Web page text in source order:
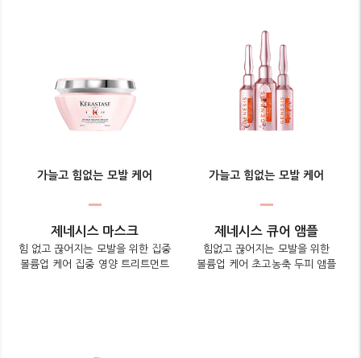
가늘고 힘없는 모발 케어
제네시스 마스크
힘 없고 끊어지는 모발을 위한 집중
볼륨업 케어 집중 영양 트리트먼트
가늘고 힘없는 모발 케어
제네시스 큐어 앰플
힘없고 끊어지는 모발을 위한
볼륨업 케어 초고농축 두피 앰플